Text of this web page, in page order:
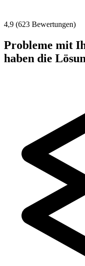
4,9 (623 Bewertungen)
Probleme mit
haben die